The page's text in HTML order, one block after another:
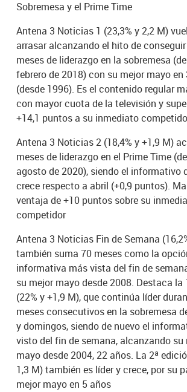
Sobremesa y el Prime Time
Antena 3 Noticias 1 (23,3% y 2,2 M)
arrasar alcanzando el hito de
meses de liderazgo en la sobremesa
febrero de 2018) con su mejor mayo en
(desde 1996). Es el contenido regular
con mayor cuota de la televisión y
+14,1 puntos a su inmediato
Antena 3 Noticias 2 (18,4% y +1,9 M)
meses de liderazgo en el Prime Time
agosto de 2020), siendo el informativo
crece respecto a abril (+0,9 puntos).
ventaja de +10 puntos sobre su
competidor
Antena 3 Noticias Fin de Semana
también suma 70 meses como la
informativa más vista del fin de
su mejor mayo desde 2008. Destaca la
(22% y +1,9 M), que continúa líder
meses consecutivos en la sobremesa
y domingos, siendo de nuevo el
visto del fin de semana, alcanzando su
mayo desde 2004, 22 años. La 2ª
1,3 M) también es líder y crece, por su
mejor mayo en 5 años